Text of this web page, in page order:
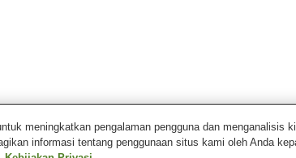
meningkatkan pengalaman pengguna dan menganalisis
informasi tentang penggunaan situs kami oleh Anda